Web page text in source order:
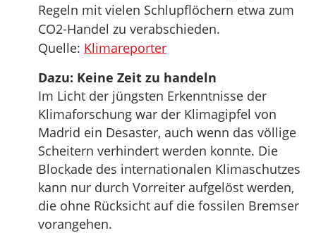
Regeln mit vielen Schlupflöchern etwa zum
CO2-Handel zu verabschieden.
Quelle: Klimareporter
Dazu: Keine Zeit zu handeln
Im Licht der jüngsten Erkenntnisse der
Klimaforschung war der Klimagipfel von
Madrid ein Desaster, auch wenn das völlige
Scheitern verhindert werden konnte. Die
Blockade des internationalen Klimaschutzes
kann nur durch Vorreiter aufgelöst werden,
die ohne Rücksicht auf die fossilen Bremser
vorangehen.